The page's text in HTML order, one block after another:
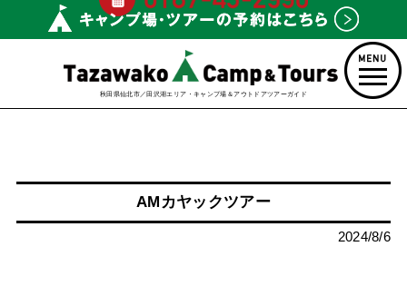
秋田県仙北市／田沢湖エリア・キャンプ場＆アウトドアツアーガイド
AMカヤックツアー
2024/8/6